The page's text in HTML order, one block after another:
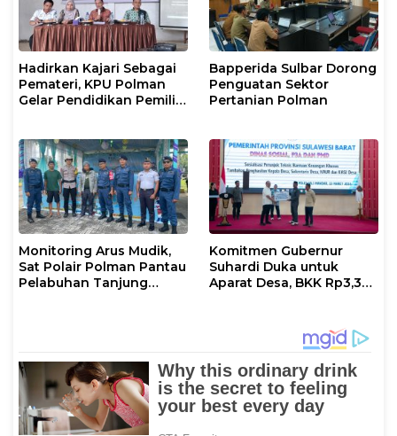
Hadirkan Kajari Sebagai
Pemateri, KPU Polman
Gelar Pendidikan Pemilih
Bapperida Sulbar Dorong
Penguatan Sektor
Pertanian Polman
Monitoring Arus Mudik,
Sat Polair Polman Pantau
Pelabuhan Tanjung
Komitmen Gubernur
Suhardi Duka untuk
Aparat Desa, BKK Rp3,3